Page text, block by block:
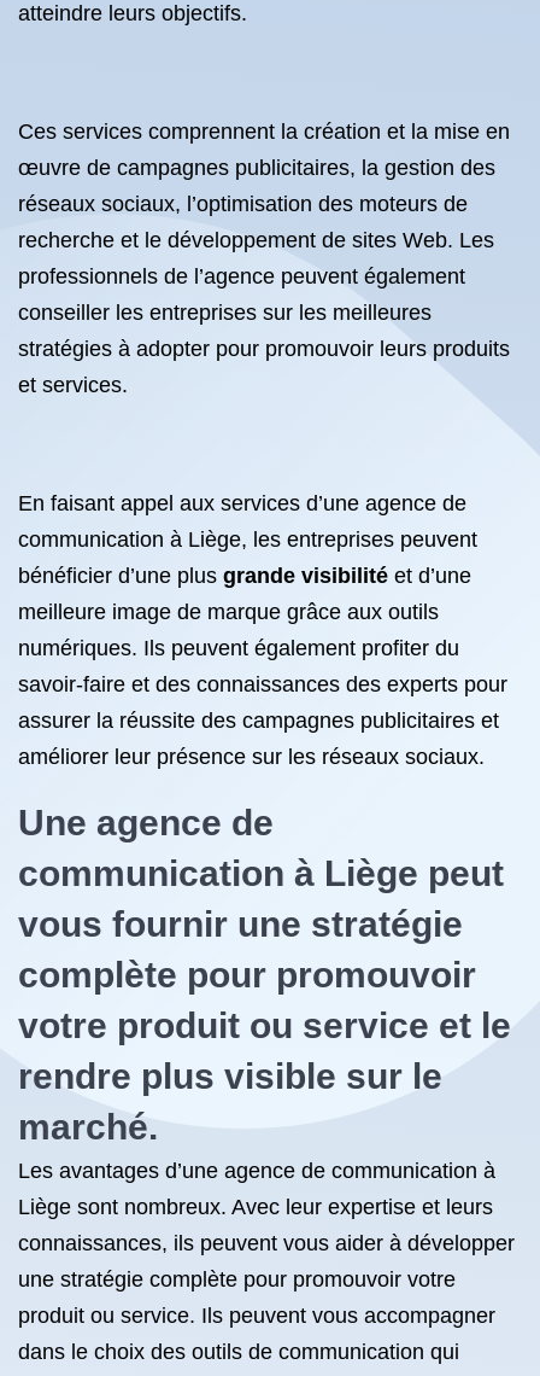
atteindre leurs objectifs.
Ces services comprennent la création et la mise en
œuvre de campagnes publicitaires, la gestion des
réseaux sociaux, l’optimisation des moteurs de
recherche et le développement de sites Web. Les
professionnels de l’agence peuvent également
conseiller les entreprises sur les meilleures
stratégies à adopter pour promouvoir leurs produits
et services.
En faisant appel aux services d’une agence de
communication à Liège, les entreprises peuvent
bénéficier d’une plus grande visibilité et d’une
meilleure image de marque grâce aux outils
numériques. Ils peuvent également profiter du
savoir-faire et des connaissances des experts pour
assurer la réussite des campagnes publicitaires et
améliorer leur présence sur les réseaux sociaux.
Une agence de
communication à Liège peut
vous fournir une stratégie
complète pour promouvoir
votre produit ou service et le
rendre plus visible sur le
marché.
Les avantages d’une agence de communication à
Liège sont nombreux. Avec leur expertise et leurs
connaissances, ils peuvent vous aider à développer
une stratégie complète pour promouvoir votre
produit ou service. Ils peuvent vous accompagner
dans le choix des outils de communication qui